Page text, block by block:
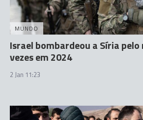
MUNDO
Israel bombardeou a Síria pelo
vezes em 2024
2 Jan 11:23